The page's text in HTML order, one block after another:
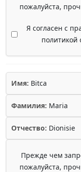
пожалуйста,
Я согласен с
политикой
Имя: Bitca
Фамилия: Maria
Отчество: Dionisie
Прежде чем
пожалуйста,